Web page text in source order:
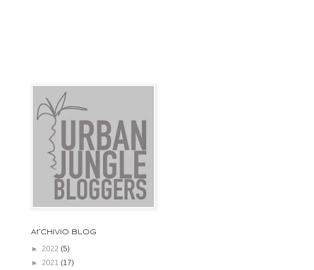
Archivio blog
► 2022 (5)
► 2021 (17)